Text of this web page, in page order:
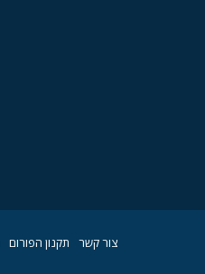
צור קשר תקנון הפורום